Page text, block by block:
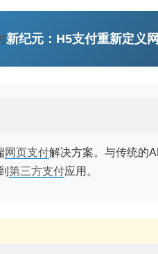
新纪元：H5支付重新定义
网页支付解决方案。与传统的
第三方支付应用。